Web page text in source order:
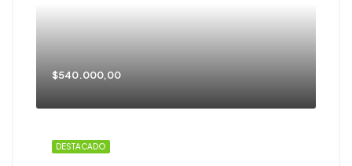
$540.000,00
DESTACADO